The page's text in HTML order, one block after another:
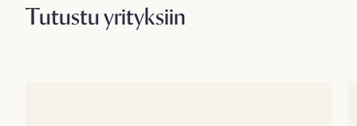
Tutustu yrityksiin